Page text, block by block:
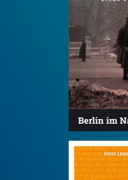
Berlin im